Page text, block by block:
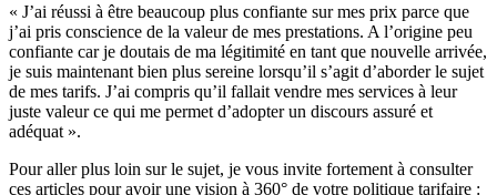
« J’ai réussi à être beaucoup plus confiante sur mes prix parce que
j’ai pris conscience de la valeur de mes prestations. A l’origine peu
confiante car je doutais de ma légitimité en tant que nouvelle arrivée,
je suis maintenant bien plus sereine lorsqu’il s’agit d’aborder le sujet
de mes tarifs. J’ai compris qu’il fallait vendre mes services à leur
juste valeur ce qui me permet d’adopter un discours assuré et
adéquat ».
Pour aller plus loin sur le sujet, je vous invite fortement à consulter
ces articles pour avoir une vision à 360° de votre politique tarifaire :